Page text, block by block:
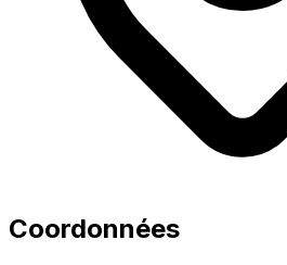
Coordonnées